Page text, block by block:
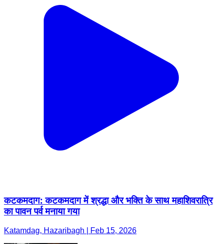
कटकमदाग: कटकमदाग में श्रद्धा और भक्ति के साथ महाशिवरात्रि
का पावन पर्व मनाया गया
Katamdag, Hazaribagh | Feb 15, 2026